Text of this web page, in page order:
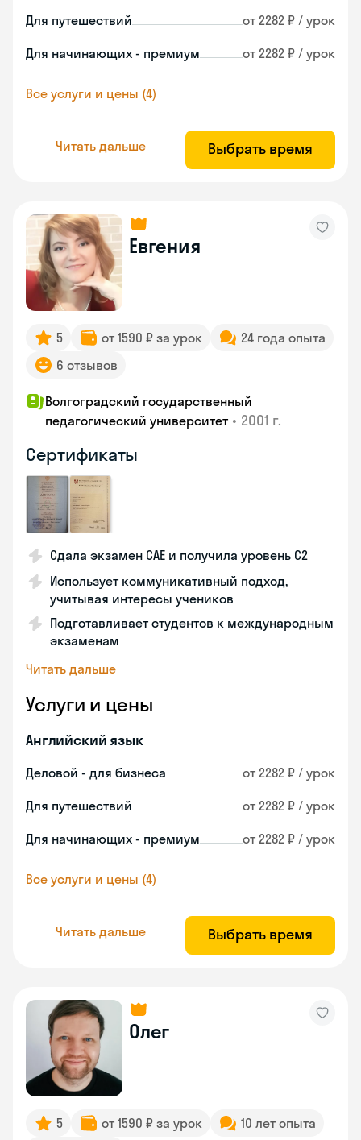
Для путешествий от 2282 ₽ / урок
Для начинающих - премиум от 2282 ₽ / урок
Все услуги и цены (4)
Читать дальше Выбрать время
Евгения
5 от 1590 ₽ за урок
24 года опыта
6 отзывов
Волгоградский государственный
педагогический университет • 2001 г.
Сертификаты
Сдала экзамен CAE и получила уровень С2
Использует коммуникативный подход,
учитывая интересы учеников
Подготавливает студентов к международным
экзаменам
Читать дальше
Услуги и цены
Английский язык
Деловой - для бизнеса от 2282 ₽ / урок
Для путешествий от 2282 ₽ / урок
Для начинающих - премиум от 2282 ₽ / урок
Все услуги и цены (4)
Читать дальше Выбрать время
Олег
5 от 1590 ₽ за урок 10 лет опыта